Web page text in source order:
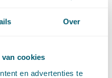
Over
cookies
en advertenties te
en metalen
via de PMD-
echter ook voor kiezen om
voor textiel op te zetten.